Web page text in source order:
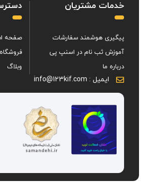
خدمات مشتریان
پیگیری هوشمند سفارشات
آموزش ثب نام در اسنپ پی
درباره ما
صفحه
فروشگاه
وبلاگ
ایمیل : info@123kif.com